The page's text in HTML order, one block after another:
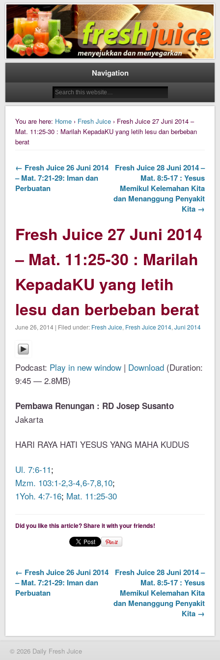
Daily Fresh Juice
Daily Fresh Juice Renungan Harian Katolik Menyejukkan dan Menyegarkan
Navigation
You are here: Home › Fresh Juice › Fresh Juice 27 Juni 2014 –
Mat. 11:25-30 : Marilah KepadaKU yang letih lesu dan berbeban
berat
← Fresh Juice 26 Juni 2014
– Mat. 7:21-29: Iman dan
Perbuatan
Fresh Juice 28 Juni 2014 –
Mat. 8:5-17 : Yesus
Memikul Kelemahan Kita
dan Menanggung Penyakit
Kita →
Fresh Juice 27 Juni 2014
– Mat. 11:25-30 : Marilah
KepadaKU yang letih
lesu dan berbeban berat
June 26, 2014 | Filed under: Fresh Juice, Fresh Juice 2014,Juni 2014
Podcast: Play in new window | Download (Duration:
9:45 — 2.8MB)
Pembawa Renungan : RD Josep Susanto
Jakarta
HARI RAYA HATI YESUS YANG MAHA KUDUS
Ul. 7:6-11;
Mzm. 103:1-2,3-4,6-7,8,10;
1Yoh. 4:7-16; Mat. 11:25-30
Did you like this article? Share it with your friends!
← Fresh Juice 26 Juni 2014
– Mat. 7:21-29: Iman dan
Perbuatan
Fresh Juice 28 Juni 2014 –
Mat. 8:5-17 : Yesus
Memikul Kelemahan Kita
dan Menanggung Penyakit
Kita →
© 2026 Daily Fresh Juice